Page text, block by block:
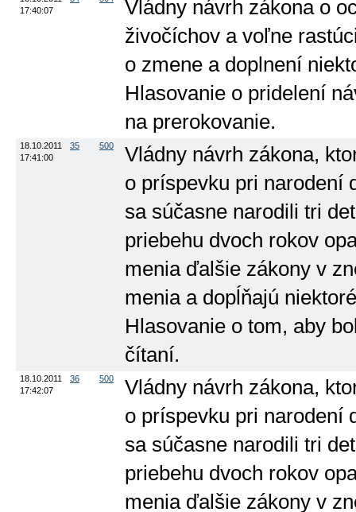
17:40:07
Vládny návrh zákona o
živočíchov a voľne
o zmene a doplnení
Hlasovanie o pridelení
na prerokovanie.
18.10.2011
17:41:00
35 500
Vládny návrh zákona,
o príspevku pri narodení
sa súčasne narodili tri
priebehu dvoch rokov
menia ďalšie zákony v
menia a dopĺňajú
Hlasovanie o tom, aby
čítaní.
18.10.2011
17:42:07
36 500
Vládny návrh zákona,
o príspevku pri narodení
sa súčasne narodili tri
priebehu dvoch rokov
menia ďalšie zákony v